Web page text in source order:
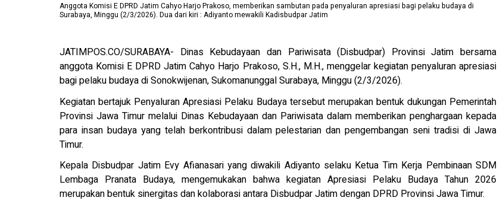
Anggota Komisi E DPRD Jatim Cahyo Harjo Prakoso, memberikan sambutan pada penyaluran apresiasi bagi pelaku budaya di
Surabaya, Minggu (2/3/2026). Dua dari kiri : Adiyanto mewakili Kadisbudpar Jatim
JATIMPOS.CO/SURABAYA- Dinas Kebudayaan dan Pariwisata (Disbudpar) Provinsi Jatim bersama
anggota Komisi E DPRD Jatim Cahyo Harjo Prakoso, S.H., M.H., menggelar kegiatan penyaluran apresiasi
bagi pelaku budaya di Sonokwijenan, Sukomanunggal Surabaya, Minggu (2/3/2026).
Kegiatan bertajuk Penyaluran Apresiasi Pelaku Budaya tersebut merupakan bentuk dukungan Pemerintah
Provinsi Jawa Timur melalui Dinas Kebudayaan dan Pariwisata dalam memberikan penghargaan kepada
para insan budaya yang telah berkontribusi dalam pelestarian dan pengembangan seni tradisi di Jawa
Timur.
Kepala Disbudpar Jatim Evy Afianasari yang diwakili Adiyanto selaku Ketua Tim Kerja Pembinaan SDM
Lembaga Pranata Budaya, mengemukakan bahwa kegiatan Apresiasi Pelaku Budaya Tahun 2026
merupakan bentuk sinergitas dan kolaborasi antara Disbudpar Jatim dengan DPRD Provinsi Jawa Timur.